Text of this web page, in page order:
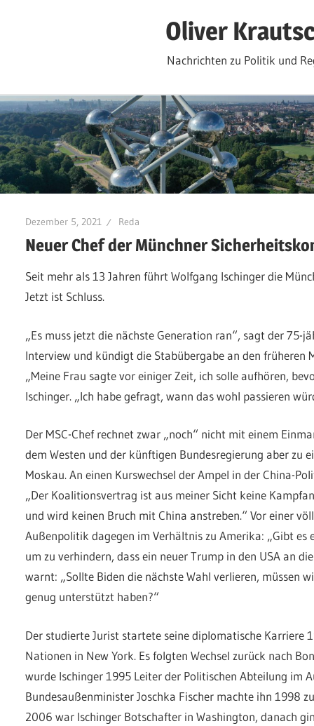
Oliver
Nachrichten zu Politik und
Dezember 5, 2021 Reda
Neuer Chef der Münchner
Seit mehr als 13 Jahren führt Wolfgang Ischinger die
Jetzt ist Schluss.
„Es muss jetzt die nächste Generation ran“, sagt der
Interview und kündigt die Stabübergabe an den früheren
„Meine Frau sagte vor einiger Zeit, ich solle aufhören,
Ischinger. „Ich habe gefragt, wann das wohl passieren
Der MSC-Chef rechnet zwar „noch“ nicht mit einem
dem Westen und der künftigen Bundesregierung aber zu
Moskau. An einen Kurswechsel der Ampel in der China-
„Der Koalitionsvertrag ist aus meiner Sicht keine
und wird keinen Bruch mit China anstreben.“ Vor einer
Außenpolitik dagegen im Verhältnis zu Amerika: „Gibt es
um zu verhindern, dass ein neuer Trump in den USA an
warnt: „Sollte Biden die nächste Wahl verlieren, müssen
genug unterstützt haben?“
Der studierte Jurist startete seine diplomatische Karriere
Nationen in New York. Es folgten Wechsel zurück nach
wurde Ischinger 1995 Leiter der Politischen Abteilung im
Bundesaußenminister Joschka Fischer machte ihn 1998
2006 war Ischinger Botschafter in Washington, danach